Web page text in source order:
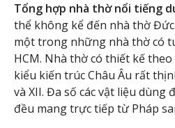
Tổng hợp nhà thờ nổi tiếng
thể không kể đến nhà thờ Đức
một trong những nhà thờ có
HCM. Nhà thờ có thiết kế theo
kiểu kiến trúc Châu Âu rất
và XII. Đa số các vật liệu dùng
đều mang trực tiếp từ Pháp